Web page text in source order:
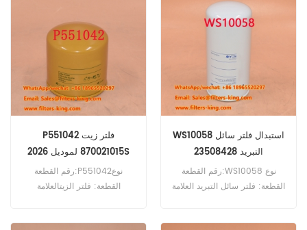
CK30-1 CK35-1 CT60-1.
P551042 فلتر زيت
870021015 لموديل 2026S
رقم القطعة:P551042نوع
القطعة: فلتر الزيتالعلامة
WS10058 استبدال فلتر سائل
التبريد 23508428
رقم القطعة:WS10058 نوع
القطعة: فلتر سائل التبريد العلامة